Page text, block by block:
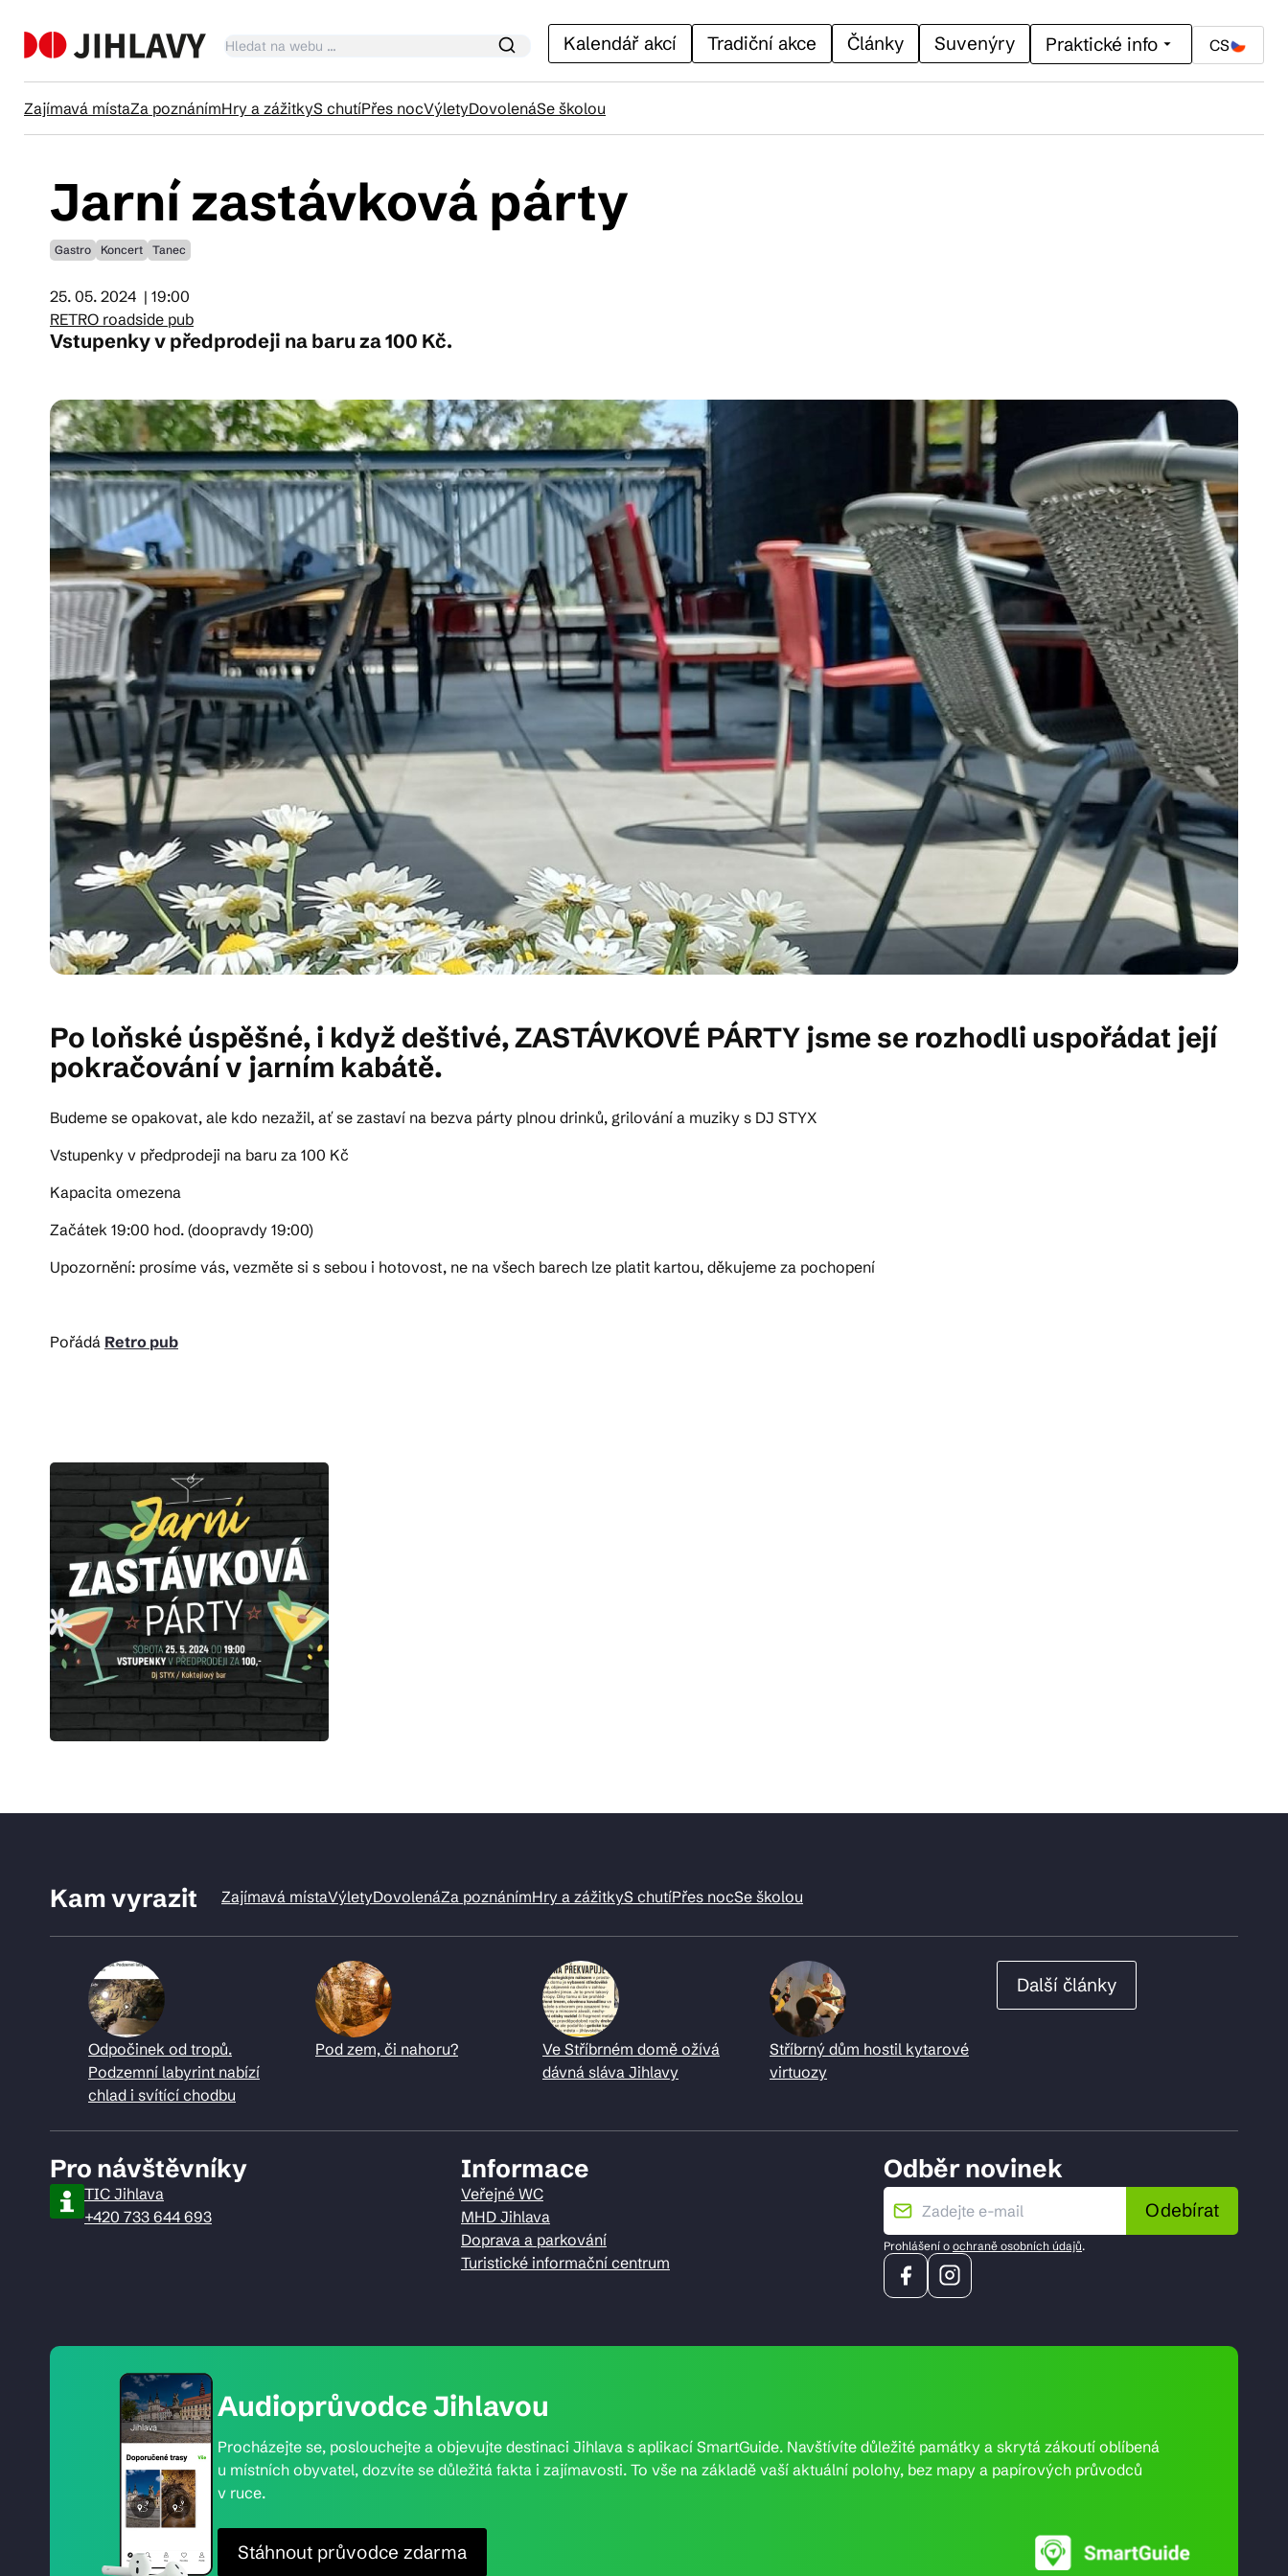
Kalendář akcí Tradiční akce Články Suvenýry Praktické info CS
Zajímavá místaZa poznánímHry a zážitkyS chutíPřes nocVýletyDovolenáSe školou
Kalendář akcí
Články
Suvenýry
Praktické info
Kam vyrazit
CS EN DE
© 2026 Brána Jihlavy
Jarní zastávková párty
Gastro Koncert Tanec
25. 05. 2024 | 19:00
RETRO roadside pub
Vstupenky v předprodeji na baru za 100 Kč.
Po loňské úspěšné, i když deštivé, ZASTÁVKOVÉ PÁRTY jsme se rozhodli uspořádat její
pokračování v jarním kabátě.
Budeme se opakovat, ale kdo nezažil, ať se zastaví na bezva párty plnou drinků, grilování a muziky s DJ STYX
Vstupenky v předprodeji na baru za 100 Kč
Kapacita omezena
Začátek 19:00 hod. (doopravdy 19:00)
Upozornění: prosíme vás, vezměte si s sebou i hotovost, ne na všech barech lze platit kartou, děkujeme za pochopení
Pořádá Retro pub
Kam vyrazit Zajímavá místaVýletyDovolenáZa poznánímHry a zážitkyS chutíPřes nocSe školou
Odpočinek od tropů.
Podzemní labyrint nabízí
chlad i svítící chodbu
Pod zem, či nahoru?
Ve Stříbrném domě ožívá
dávná sláva Jihlavy
Stříbrný dům hostil kytarové
virtuozy
Další články
Pro návštěvníky
TIC Jihlava
+420 733 644 693
Informace
Veřejné WC
MHD Jihlava
Doprava a parkování
Turistické informační centrum
Odběr novinek
Odebírat
Prohlášení o ochraně osobních údajů.
Audioprůvodce Jihlavou
Procházejte se, poslouchejte a objevujte destinaci Jihlava s aplikací SmartGuide. Navštívíte důležité památky a skrytá zákoutí oblíbená
u místních obyvatel, dozvíte se důležitá fakta i zajímavosti. To vše na základě vaší aktuální polohy, bez mapy a papírových průvodců
v ruce.
Stáhnout průvodce zdarma